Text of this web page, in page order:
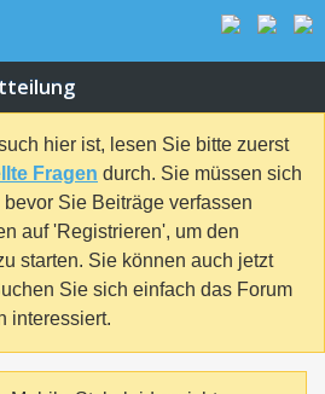
hier ist, lesen Sie bitte zuerst
Fragen durch. Sie müssen sich
bevor Sie Beiträge verfassen
auf 'Registrieren', um den
starten. Sie können auch jetzt
Sie sich einfach das Forum
interessiert.